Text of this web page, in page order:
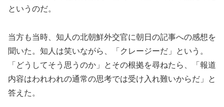
というのだ。
当方も当時、知人の北朝鮮外交官に朝日の記事への感想を
聞いた。知人は笑いながら、「クレージーだ」という。
「どうしてそう思うのか」とその根拠を尋ねたら、「報道
内容はわれわれの通常の思考では受け入れ難いからだ」と
答えた。